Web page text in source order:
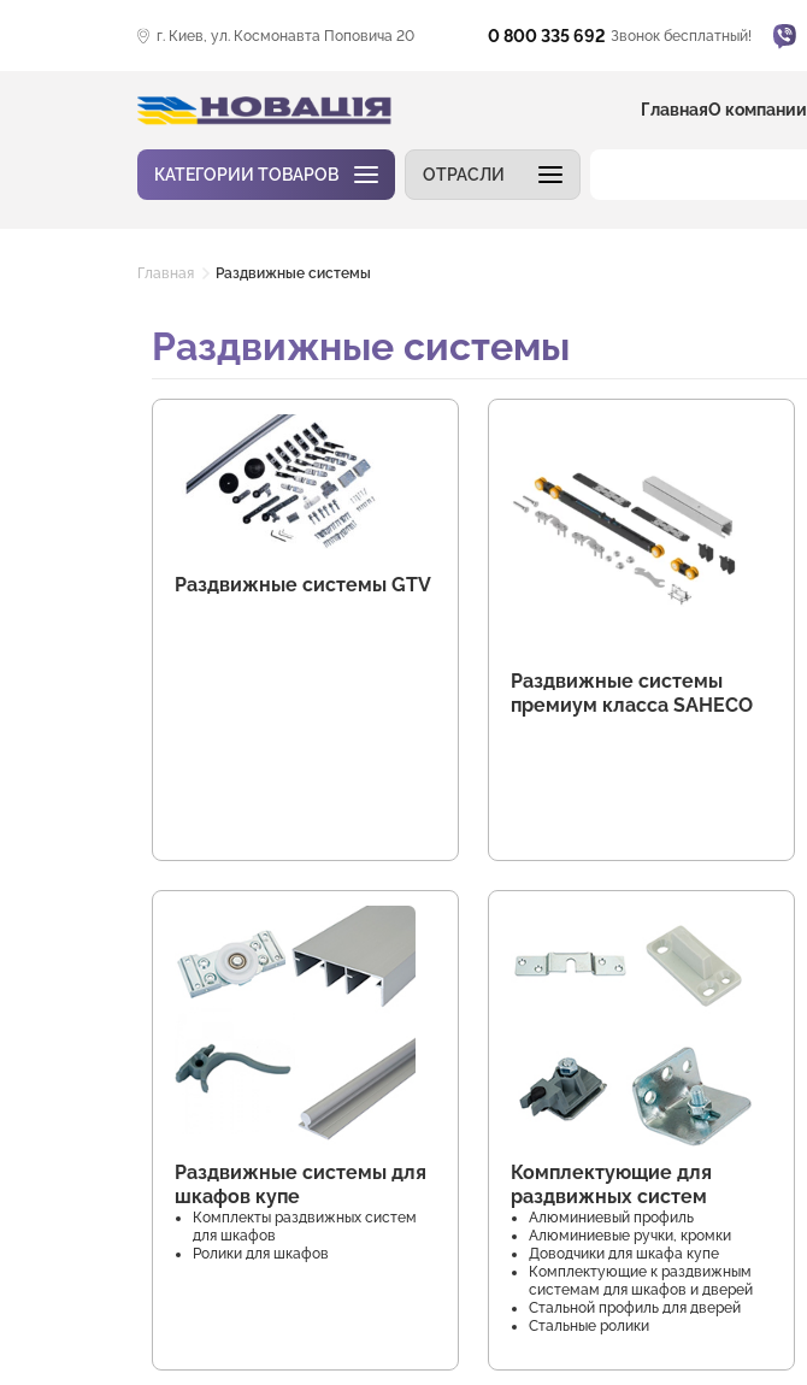
г. Киев, ул. Космонавта Поповича 20 0 800 335 692 Звонок бесплатный!
ГлавнаяО компании
КАТЕГОРИИ ТОВАРОВ ОТРАСЛИ
Главная Раздвижные системы
Раздвижные системы
Раздвижные системы GTV
Раздвижные системы
премиум класса SAHECO
Раздвижные системы для
шкафов купе
Комплекты раздвижных систем
для шкафов
Ролики для шкафов
Комплектующие для
раздвижных систем
Алюминиевый профиль
Алюминиевые ручки, кромки
Доводчики для шкафа купе
Комплектующие к раздвижным
системам для шкафов и дверей
Стальной профиль для дверей
Стальные ролики